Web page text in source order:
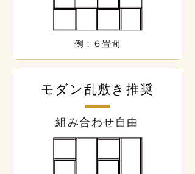
例：６畳間
モダン乱敷き推奨
組み合わせ自由